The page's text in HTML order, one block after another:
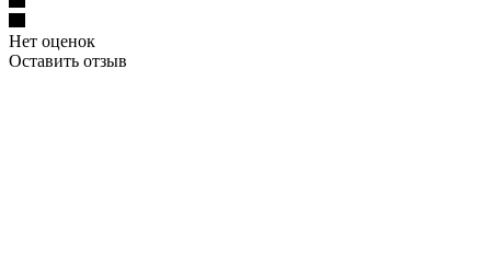
Нет оценок
Оставить отзыв